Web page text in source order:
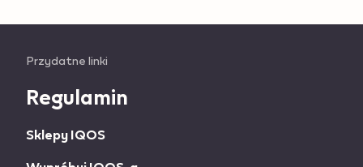
Useful
links
information
Przydatne linki
Regulamin
Sklepy IQOS